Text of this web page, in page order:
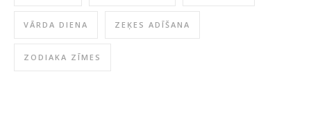
VĀRDA DIENA ZEĶES ADĪŠANA
ZODIAKA ZĪMES